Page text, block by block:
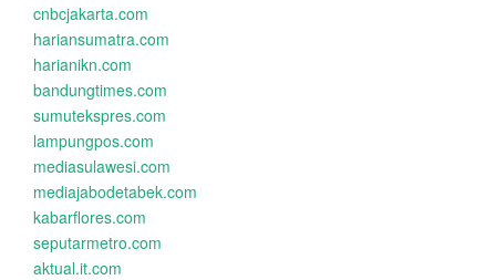
cnbcjakarta.com
hariansumatra.com
harianikn.com
bandungtimes.com
sumutekspres.com
lampungpos.com
mediasulawesi.com
mediajabodetabek.com
kabarflores.com
seputarmetro.com
aktual.it.com